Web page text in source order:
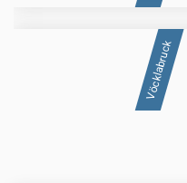
Vöcklabruck